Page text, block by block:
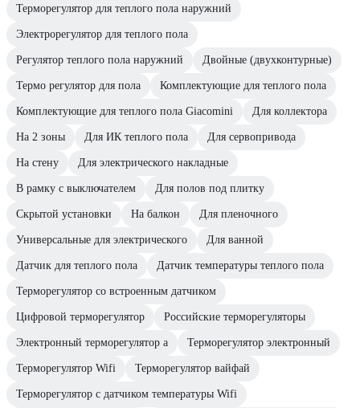
Терморегулятор для теплого пола наружний
Электрорегулятор для теплого пола
Регулятор теплого пола наружний Двойные (двухконтурные)
Термо регулятор для пола Комплектующие для теплого пола
Комплектующие для теплого пола Giacomini Для коллектора
На 2 зоны Для ИК теплого пола Для сервопривода
На стену Для электрического накладные
В рамку с выключателем Для полов под плитку
Скрытой установки На балкон Для пленочного
Универсальные для электрического Для ванной
Датчик для теплого пола Датчик температуры теплого пола
Терморегулятор со встроенным датчиком
Цифровой терморегулятор Российские терморегуляторы
Электронный терморегулятор а Терморегулятор электронный
Терморегулятор Wifi Терморегулятор вайфай
Терморегулятор с датчиком температуры Wifi